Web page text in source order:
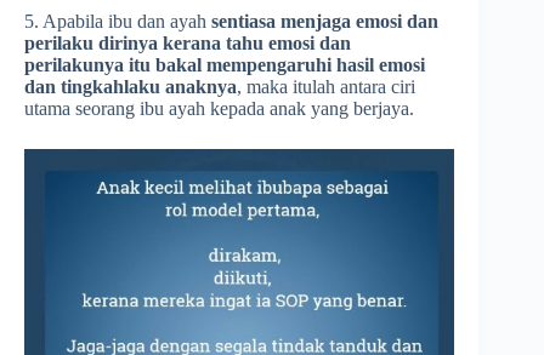
5. Apabila ibu dan ayah sentiasa menjaga emosi dan
perilaku dirinya kerana tahu emosi dan
perilakunya itu bakal mempengaruhi hasil emosi
dan tingkahlaku anaknya, maka itulah antara ciri
utama seorang ibu ayah kepada anak yang berjaya.